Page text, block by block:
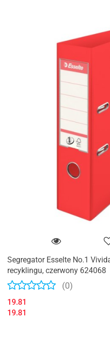
Segregator Esselte No.1
recyklingu, czerwony 624068
(0)
19.81
19.81